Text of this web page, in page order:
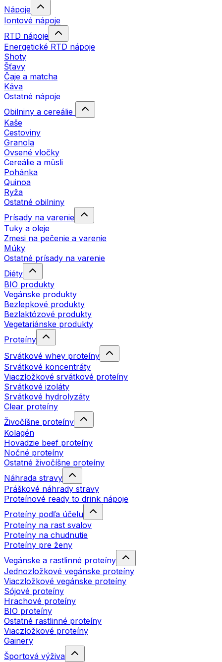
Nápoje
Iontové nápoje
RTD nápoje
Energetické RTD nápoje
Shoty
Šťavy
Čaje a matcha
Káva
Ostatné nápoje
Obilniny a cereálie
Kaše
Cestoviny
Granola
Ovsené vločky
Cereálie a müsli
Pohánka
Quinoa
Ryža
Ostatné obilniny
Prísady na varenie
Tuky a oleje
Zmesi na pečenie a varenie
Múky
Ostatné prísady na varenie
Diéty
BIO produkty
Vegánske produkty
Bezlepkové produkty
Bezlaktózové produkty
Vegetariánske produkty
Proteíny
Srvátkové whey proteíny
Srvátkové koncentráty
Viaczložkové srvátkové proteíny
Srvátkové izoláty
Srvátkové hydrolyzáty
Clear proteíny
Živočíšne proteíny
Kolagén
Hovädzie beef proteíny
Nočné proteíny
Ostatné živočíšne proteíny
Náhrada stravy
Práškové náhrady stravy
Proteínové ready to drink nápoje
Proteíny podľa účelu
Proteíny na rast svalov
Proteíny na chudnutie
Proteíny pre ženy
Vegánske a rastlinné proteíny
Jednozložkové vegánske proteíny
Viaczložkové vegánske proteíny
Sójové proteíny
Hrachové proteíny
BIO proteíny
Ostatné rastlinné proteíny
Viaczložkové proteíny
Gainery
Športová výživa